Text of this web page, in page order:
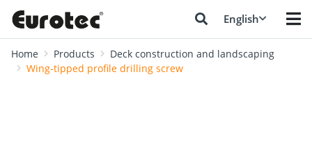
English
Home Products
Deck construction and landscaping
Wing-tipped profile drilling screw